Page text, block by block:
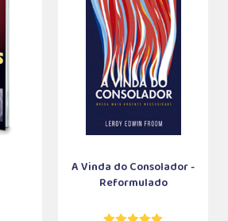
A Vinda do Consolador -
Reformulado